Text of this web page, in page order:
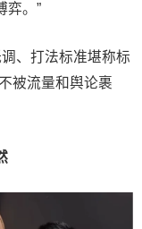
弈。”
、打法标准堪称标
被流量和舆论裹